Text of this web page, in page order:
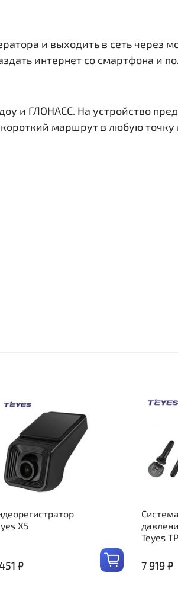
и выходить в сеть через
интернет со смартфона и
и ГЛОНАСС. На устройство
маршрут в любую точку
X5
₽
Teyes
7 919 ₽